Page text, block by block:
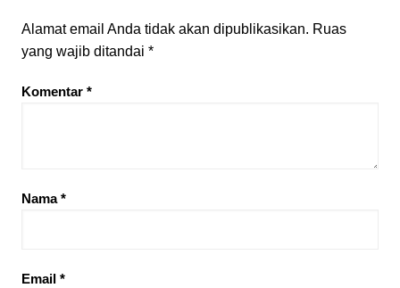
Alamat email Anda tidak akan dipublikasikan. Ruas
yang wajib ditandai *
Komentar *
Nama*
Email *